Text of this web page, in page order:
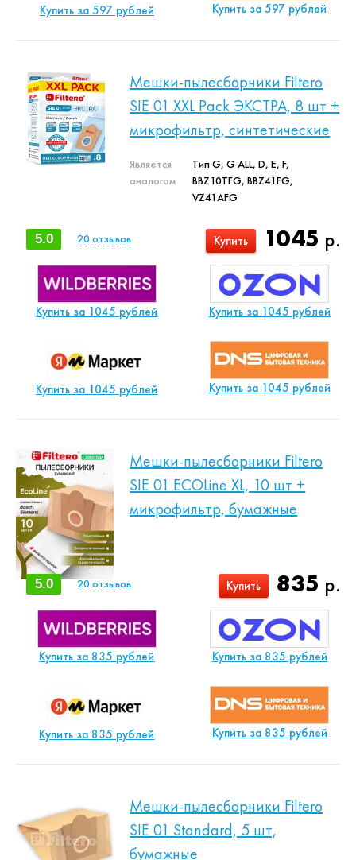
Купить за 597 рублей Купить за 597 рублей
Мешки-пылесборники Filtero
SIE 01 XXL Pack ЭКСТРА, 8 шт +
микрофильтр, синтетические
Является
аналогом
Тип G, G ALL, D, E, F,
BBZ10TFG, BBZ41FG,
VZ41AFG
1045 р.
Купить
5.0 20 отзывов
Купить за 1045 рублей Купить за 1045 рублей
Купить за 1045 рублей Купить за 1045 рублей
Мешки-пылесборники Filtero
SIE 01 ECOLine XL, 10 шт +
микрофильтр, бумажные
835 р.
Купить
5.0 20 отзывов
Купить за 835 рублей Купить за 835 рублей
Купить за 835 рублей Купить за 835 рублей
Мешки-пылесборники Filtero
SIE 01 Standard, 5 шт,
бумажные